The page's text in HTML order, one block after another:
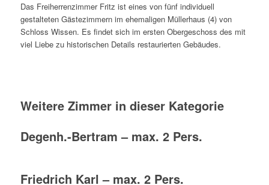
Das Freiherrenzimmer Fritz ist eines von fünf individuell
gestalteten Gästezimmern im ehemaligen Müllerhaus (4) von
Schloss Wissen. Es findet sich im ersten Obergeschoss des mit
viel Liebe zu historischen Details restaurierten Gebäudes.
Weitere Zimmer in dieser Kategorie
Degenh.-Bertram – max. 2 Pers.
Friedrich Karl – max. 2 Pers.